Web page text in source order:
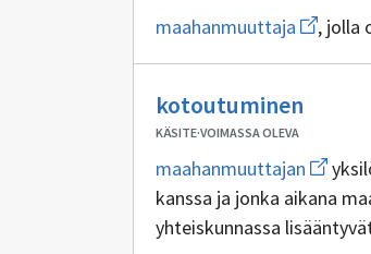
maahanmuuttaja Avaa
uuden
ikkunan
, jolla
kotoutuminen
KÄSITE·VOIMASSA OLEVA
maahanmuuttajan Avaa
uuden
ikkunan
sivulle
kanssa ja jonka aikana
yhteiskunnassa